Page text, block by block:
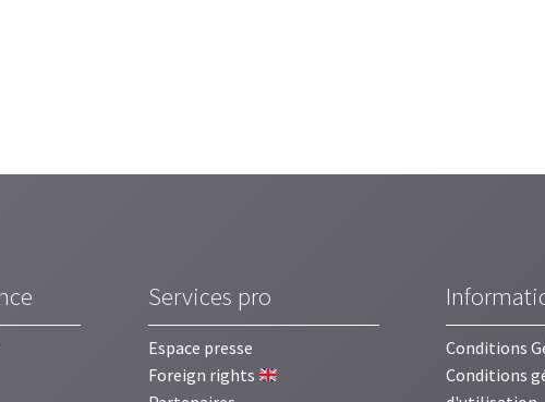
Services pro
Espace presse
Foreign rights
Conditions
Conditions